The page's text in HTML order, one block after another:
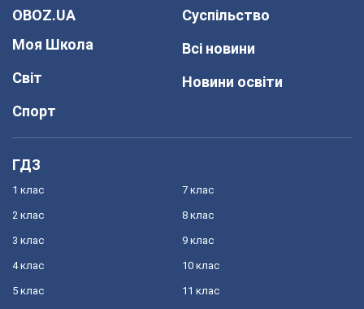
OBOZ.UA
Моя Школа
Світ
Спорт
Суспільство
Всі новини
Новини освіти
ГДЗ
1 клас
2 клас
3 клас
4 клас
5 клас
7 клас
8 клас
9 клас
10 клас
11 клас